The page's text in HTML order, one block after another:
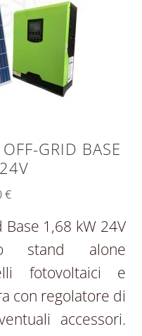
GRID BASE
€
1,68 kW 24V
stand alone
fotovoltaici e
con regolatore di
accessori.